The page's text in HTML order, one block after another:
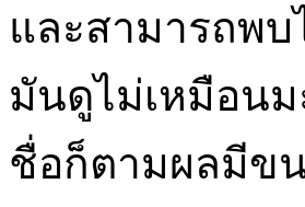
และสามารถพบ
มันดูไม่เหมือนม
ชื่อก็ตามผลมีข